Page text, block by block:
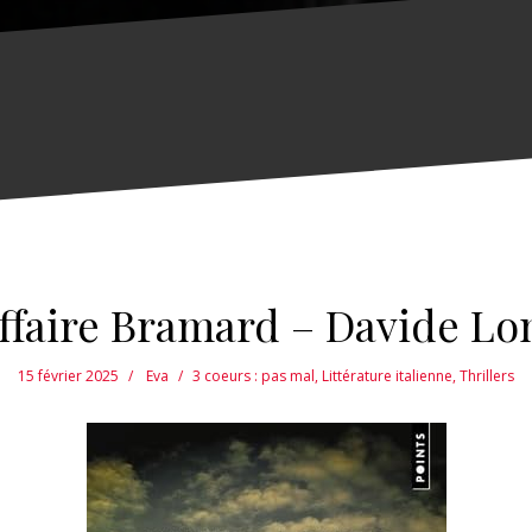
Bramard – Davide
15 février 2025 Eva 3 coeurs : pas mal,Littérature italienne,Thrillers